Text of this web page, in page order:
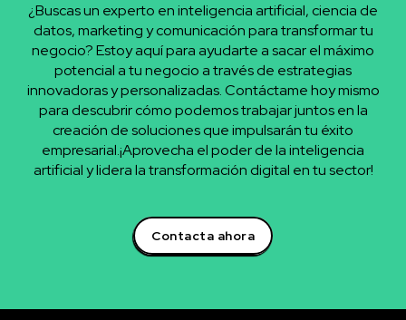
¿Buscas un experto en inteligencia artificial, ciencia de
datos, marketing y comunicación para transformar tu
negocio? Estoy aquí para ayudarte a sacar el máximo
potencial a tu negocio a través de estrategias
innovadoras y personalizadas. Contáctame hoy mismo
para descubrir cómo podemos trabajar juntos en la
creación de soluciones que impulsarán tu éxito
empresarial.¡Aprovecha el poder de la inteligencia
artificial y lidera la transformación digital en tu sector!
Contacta ahora